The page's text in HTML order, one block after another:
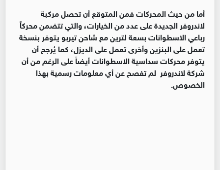
أما من حيث المحركات فمن المتوقع أن تحصل مركبة
لاندروفر الجديدة على عدد من الخيارات، والتي تتضمن محركاً
رباعي الاسطوانات بسعة لترين مع شاحن تيربو يتوفر بنسخة
تعمل على البنزين وأخرى تعمل على الديزل، كما يُرجح أن
يتوفر محركات سداسية الاسطوانات أيضاً على الرغم من أن
شركة لاندروفر لم تفصح عن أي معلومات رسمية بهذا
الخصوص.